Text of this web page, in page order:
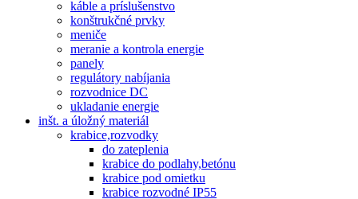
káble a príslušenstvo
konštrukčné prvky
meniče
meranie a kontrola energie
panely
regulátory nabíjania
rozvodnice DC
ukladanie energie
inšt. a úložný materiál
krabice,rozvodky
do zateplenia
krabice do podlahy,betónu
krabice pod omietku
krabice rozvodné IP55